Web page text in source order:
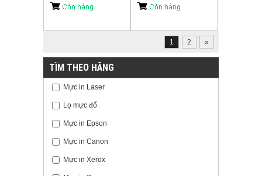
1 2 »
TÌM THEO HÃNG
Mực in Laser
Lọ mực đổ
Mực in Epson
Mực in Canon
Mực in Xerox